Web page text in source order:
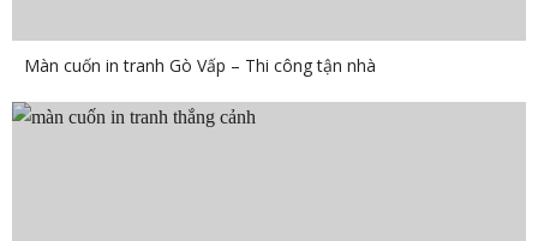
Màn cuốn in tranh Gò Vấp – Thi công tận nhà